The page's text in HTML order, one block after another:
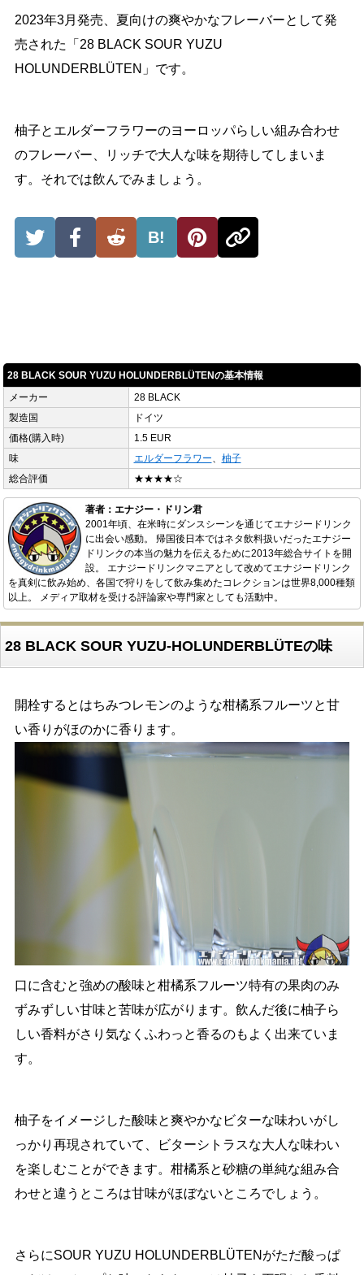
2023年3月発売、夏向けの爽やかなフレーバーとして発
売された「28 BLACK SOUR YUZU
HOLUNDERBLÜTEN」です。
柚子とエルダーフラワーのヨーロッパらしい組み合わせ
のフレーバー、リッチで大人な味を期待してしまいま
す。それでは飲んでみましょう。
B!
28 BLACK SOUR YUZU HOLUNDERBLÜTENの基本情報
メーカー
28 BLACK
製造国
ドイツ
価格(購入時)
1.5 EUR
味
エルダーフラワー、 柚子
総合評価
★★★★☆
著者：エナジー・ドリン君
2001年頃、在米時にダンスシーンを通じてエナジードリンク
に出会い感動。 帰国後日本ではネタ飲料扱いだったエナジー
ドリンクの本当の魅力を伝えるために2013年総合サイトを開
設。 エナジードリンクマニアとして改めてエナジードリンク
を真剣に飲み始め、各国で狩りをして飲み集めたコレクションは世界8,000種類
以上。 メディア取材を受ける評論家や専門家としても活動中。
28 BLACK SOUR YUZU-HOLUNDERBLÜTEの味
開栓するとはちみつレモンのような柑橘系フルーツと甘
い香りがほのかに香ります。
口に含むと強めの酸味と柑橘系フルーツ特有の果肉のみ
ずみずしい甘味と苦味が広がります。飲んだ後に柚子ら
しい香料がさり気なくふわっと香るのもよく出来ていま
す。
柚子をイメージした酸味と爽やかなビターな味わいがし
っかり再現されていて、ビターシトラスな大人な味わい
を楽しむことができます。柑橘系と砂糖の単純な組み合
わせと違うところは甘味がほぼないところでしょう。
さらにSOUR YUZU HOLUNDERBLÜTENがただ酸っぱ